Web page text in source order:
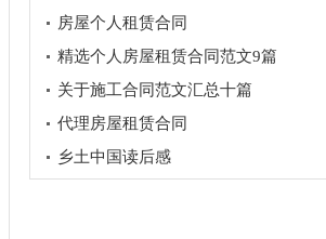
房屋个人租赁合同
精选个人房屋租赁合同范文9篇
关于施工合同范文汇总十篇
代理房屋租赁合同
乡土中国读后感